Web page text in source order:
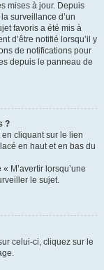
mises à jour. Depuis
surveillance d’un
favoris a été mis à
d’être notifié lorsqu’il y
de notifications pour
depuis le panneau de
?
cliquant sur le lien
en haut et en bas du
M’avertir lorsqu’une
le sujet.
celui-ci, cliquez sur le